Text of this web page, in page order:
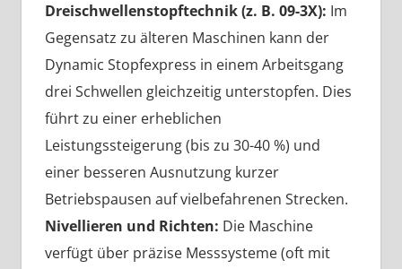
Dreischwellenstopftechnik (z. B. 09-3X): Im
Gegensatz zu älteren Maschinen kann der
Dynamic Stopfexpress in einem Arbeitsgang
drei Schwellen gleichzeitig unterstopfen. Dies
führt zu einer erheblichen
Leistungssteigerung (bis zu 30-40 %) und
einer besseren Ausnutzung kurzer
Betriebspausen auf vielbefahrenen Strecken.
Nivellieren und Richten: Die Maschine
verfügt über präzise Messsysteme (oft mit